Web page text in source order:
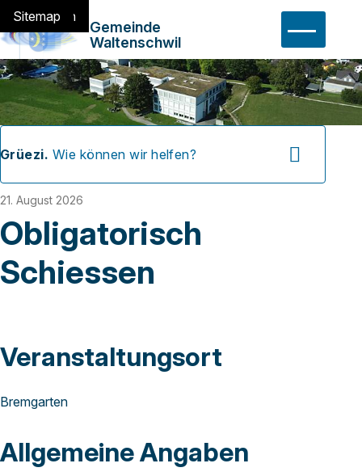
Navigieren in
Schnellnavigation
Home
Navigation
Inhalt
Suche
Sitemap
Gemeinde
Waltenschwil
Suchbegriff
Grüezi. Wie können wir helfen?
Obligatorisch
Schiessen
21. August 2026
Veranstaltungsort
Bremgarten
Allgemeine Angaben